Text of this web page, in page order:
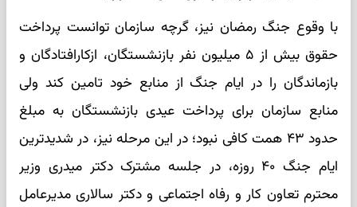
با وقوع جنگ رمضان نیز، گرچه سازمان توانست پرداخت
حقوق بیش از ۵ میلیون نفر بازنشستگان، ازکارافتادگان و
بازماندگان را در ایام جنگ از منابع خود تامین کند ولی
منابع سازمان برای پرداخت عیدی بازنشستگان به مبلغ
حدود ۴۳ همت کافی نبود؛ در این مرحله نیز، در شدیدترین
ایام جنگ ۴۰ روزه، در جلسه مشترک دکتر میدری وزیر
محترم تعاون کار و رفاه اجتماعی و دکتر سالاری مدیرعامل